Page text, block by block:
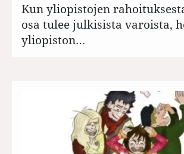
Kun yliopistojen
osa tulee julkisista varoista,
yliopiston…